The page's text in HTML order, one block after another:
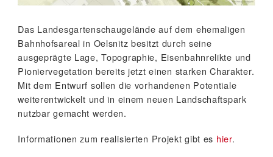
Das Landesgartenschaugelände auf dem ehemaligen
Bahnhofsareal in Oelsnitz besitzt durch seine
ausgeprägte Lage, Topographie, Eisenbahnrelikte und
Pioniervegetation bereits jetzt einen starken Charakter.
Mit dem Entwurf sollen die vorhandenen Potentiale
weiterentwickelt und in einem neuen Landschaftspark
nutzbar gemacht werden.
Informationen zum realisierten Projekt gibt es hier.